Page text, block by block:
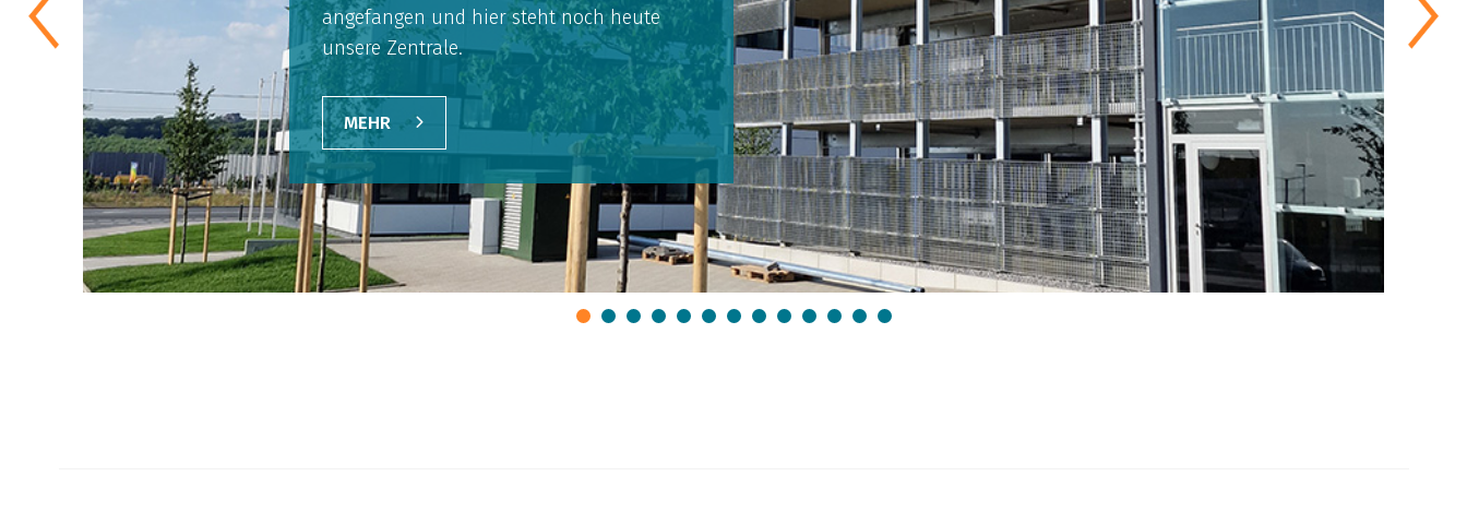
angefangen und hier steht noch heute
unsere Zentrale.
MEHR
Seit 2019 ist ZETCON mit einer
Niederlassung im Zentrum der
Landeshauptstadt vor Ort.
MEHR